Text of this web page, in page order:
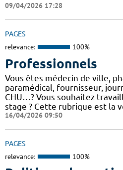
09/04/2026 17:28
PAGES
relevance: 100%
Professionnels
Vous êtes médecin de ville,
paramédical, fournisseur,
CHU…? Vous souhaitez
stage ? Cette rubrique est la
16/04/2026 09:50
PAGES
relevance: 100%